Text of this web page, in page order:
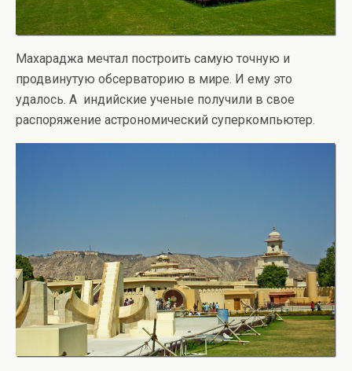
Махараджа мечтал построить самую точную и
продвинутую обсерваторию в мире. И ему это
удалось. А индийские ученые получили в свое
распоряжение астрономический суперкомпьютер.